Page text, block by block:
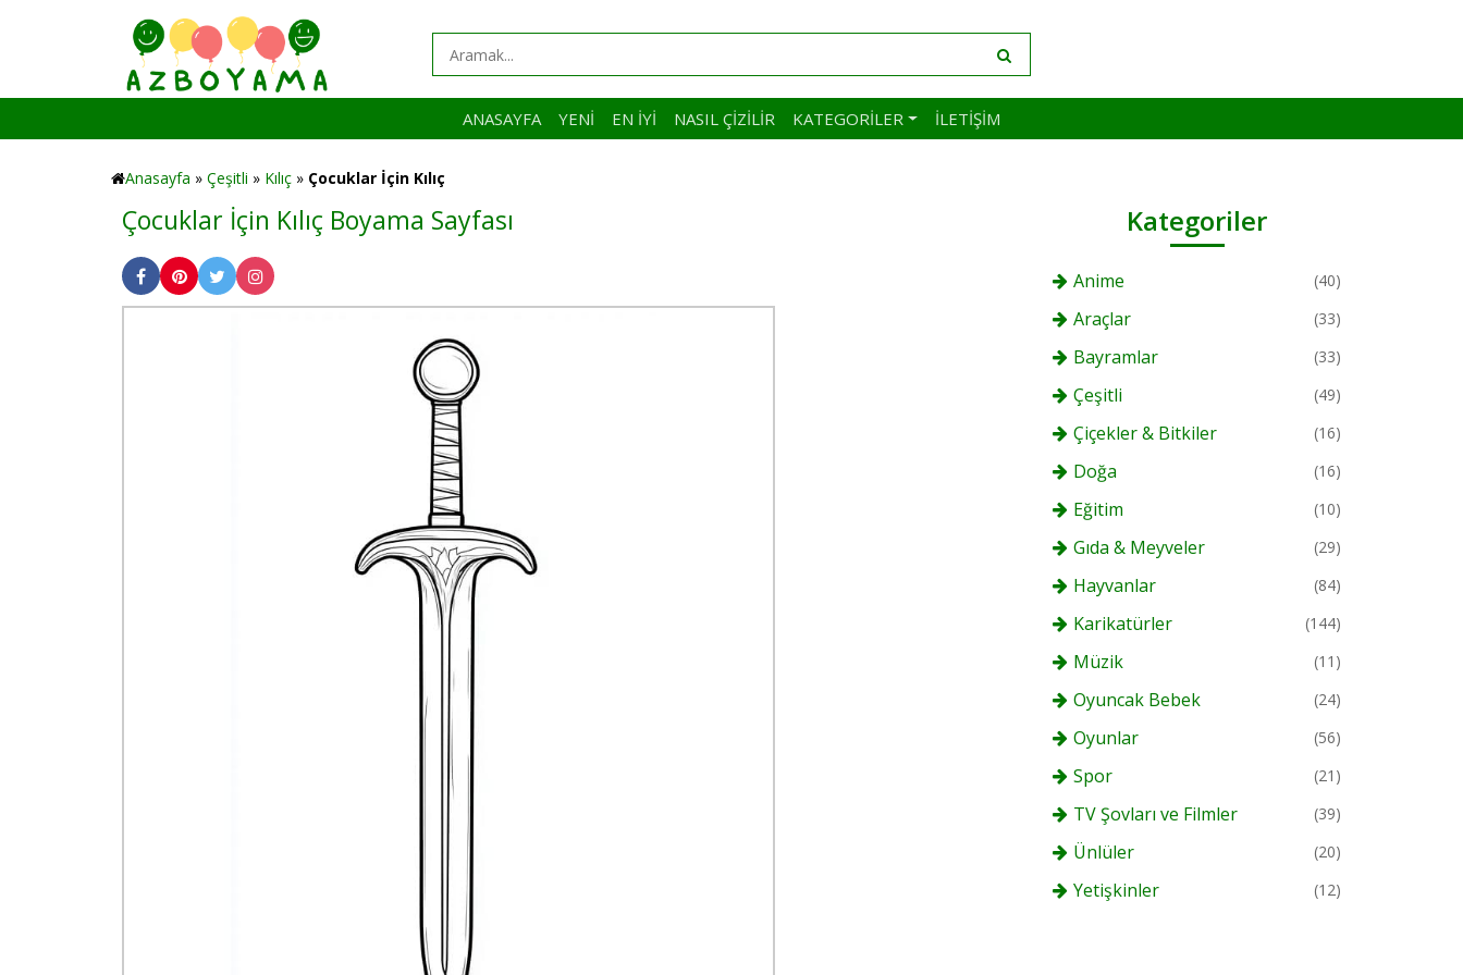
ANASAYFA YENI EN İYI NASIL ÇIZILIR KATEGORILER İLETIŞIM
Anasayfa » Çeşitli » Kılıç » Çocuklar İçin Kılıç
Çocuklar İçin Kılıç Boyama Sayfası Kategoriler
Anime (40)
Araçlar (33)
Bayramlar (33)
Çeşitli (49)
Çiçekler & Bitkiler (16)
Doğa (16)
Eğitim (10)
Gıda & Meyveler (29)
Hayvanlar (84)
Karikatürler (144)
Müzik (11)
Oyuncak Bebek (24)
Oyunlar (56)
Spor (21)
TV Şovları ve Filmler (39)
Ünlüler (20)
Yetişkinler (12)